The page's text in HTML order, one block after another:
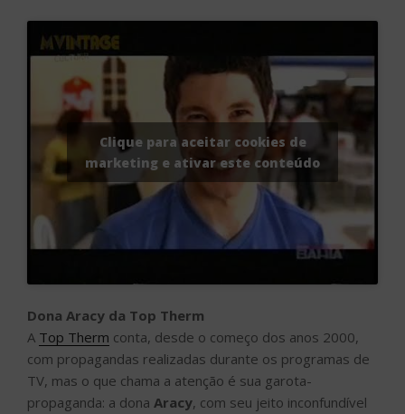
Clique para aceitar cookies de
marketing e ativar este conteúdo
Dona Aracy da Top Therm
A Top Therm conta, desde o começo dos anos 2000,
com propagandas realizadas durante os programas de
TV, mas o que chama a atenção é sua garota-
propaganda: a dona Aracy, com seu jeito inconfundível